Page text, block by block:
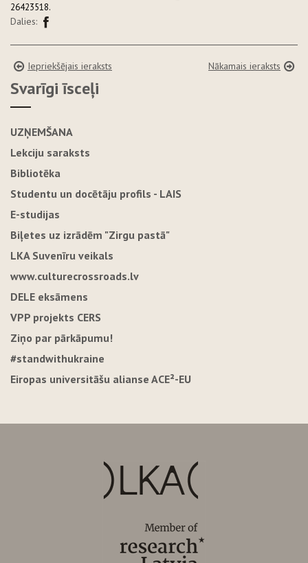
26423518.
Dalies:
Iepriekšējais ieraksts Nākamais ieraksts
Svarīgi īsceļi
UZŅEMŠANA
Lekciju saraksts
Bibliotēka
Studentu un docētāju profils - LAIS
E-studijas
Biļetes uz izrādēm "Zirgu pastā"
LKA Suvenīru veikals
www.culturecrossroads.lv
DELE eksāmens
VPP projekts CERS
Ziņo par pārkāpumu!
#standwithukraine
Eiropas universitāšu alianse ACE²-EU